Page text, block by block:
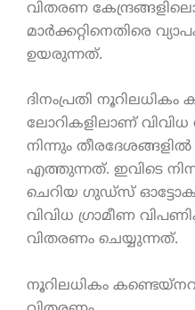
വിതരണ
മാർക്കറ്റിനെതിരെ
ഉയരുന്നത്.
ദിനംപ്രതി
ലോറികളിലാണ്
നിന്നും തീരദേശങ്ങളിൽ
എത്തുന്നത്. ഇവിടെ
ചെറിയ ഗുഡ്സ്
വിവിധ ഗ്രാമീണ
വിതരണം ചെയ്യുന്നത്.
നൂറിലധികം